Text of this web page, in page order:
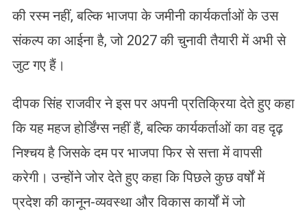
की रस्म नहीं, बल्कि भाजपा के जमीनी कार्यकर्ताओं के उस
संकल्प का आईना है, जो 2027 की चुनावी तैयारी में अभी से
जुट गए हैं।
​दीपक सिंह राजवीर ने इस पर अपनी प्रतिक्रिया देते हुए कहा
कि यह महज होर्डिंग्स नहीं हैं, बल्कि कार्यकर्ताओं का वह दृढ़
निश्चय है जिसके दम पर भाजपा फिर से सत्ता में वापसी
करेगी। उन्होंने जोर देते हुए कहा कि पिछले कुछ वर्षों में
प्रदेश की कानून-व्यवस्था और विकास कार्यों में जो